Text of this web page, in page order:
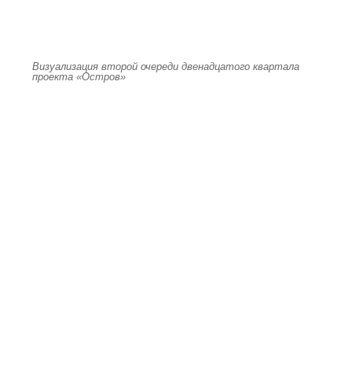
Визуализация второй очереди двенадцатого квартала
проекта «Остров»